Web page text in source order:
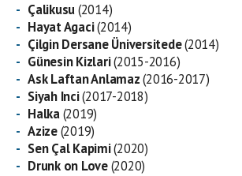
Çalikusu(2014)
Hayat Agaci(2014)
Çilgin Dersane Üniversitede(2014)
Günesin Kizlari(2015-2016)
Ask Laftan Anlamaz(2016-2017)
Siyah Inci(2017-2018)
Halka(2019)
Azize(2019)
Sen Çal Kapimi(2020)
Drunk on Love(2020)